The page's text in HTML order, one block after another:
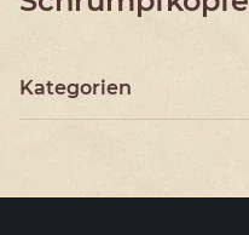
Kategorien